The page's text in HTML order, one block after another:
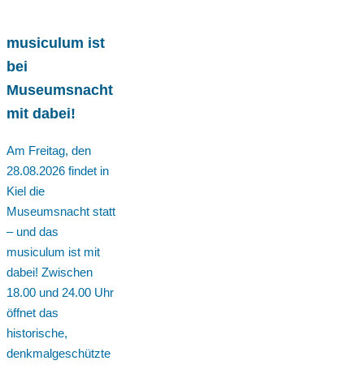
musiculum ist
bei
Museumsnacht
mit dabei!
Am Freitag, den
28.08.2026 findet in
Kiel die
Museumsnacht statt
– und das
musiculum ist mit
dabei! Zwischen
18.00 und 24.00 Uhr
öffnet das
historische,
denkmalgeschützte